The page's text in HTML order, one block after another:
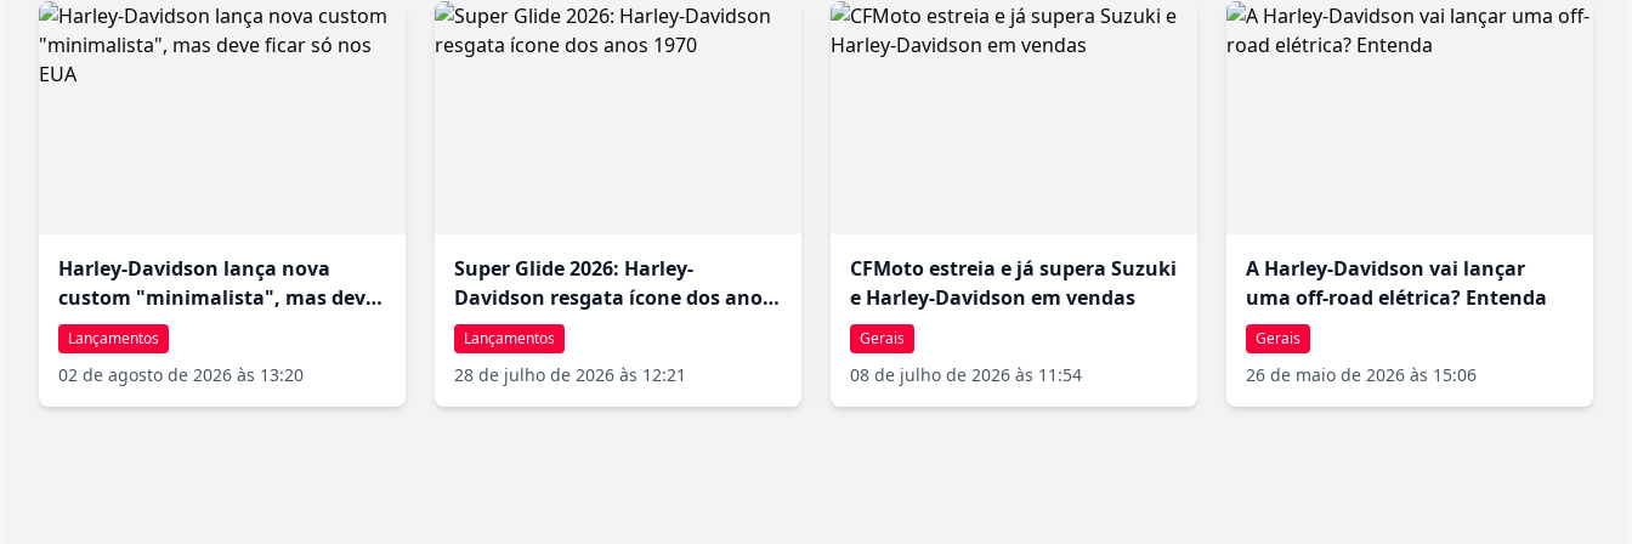
ultrapassa 130 litros, permitindo acomodar bagagem para semanas de viagem. Como curiosidade, a Ultra Limited é frequentemente
escolhida por departamentos de polícia e escolta presidencial em diversos países, atestando sua confiabilidade e presença imponente.
Harley-Davidson lança nova
custom "minimalista", mas deve
ficar só nos EUA
Lançamentos
02 de agosto de 2026 às 13:20
Super Glide 2026: Harley-
Davidson resgata ícone dos anos
1970
Lançamentos
28 de julho de 2026 às 12:21
CFMoto estreia e já supera Suzuki
e Harley-Davidson em vendas
Gerais
08 de julho de 2026 às 11:54
A Harley-Davidson vai lançar
uma off-road elétrica? Entenda
Gerais
26 de maio de 2026 às 15:06